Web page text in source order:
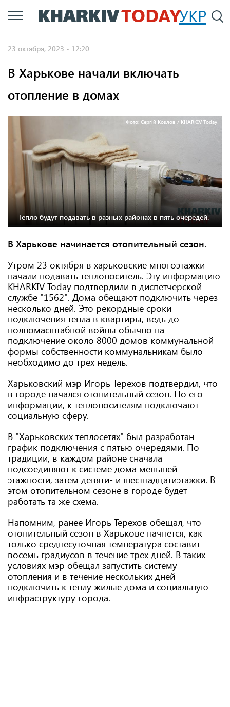
Перейти
к
УКР
23 октября, 2023 - 12:20
В Харькове начали включать
отопление в домах
Фото: Сергій Козлов / KHARKIV Today
Тепло будут подавать в разных районах в пять очередей.
В Харькове начинается отопительный сезон.
Утром 23 октября в харьковские многоэтажки
начали подавать теплоноситель. Эту информацию
KHARKIV Today подтвердили в диспетчерской
службе "1562". Дома обещают подключить через
несколько дней. Это рекордные сроки
подключения тепла в квартиры, ведь до
полномасштабной войны обычно на
подключение около 8000 домов коммунальной
формы собственности коммунальникам было
необходимо до трех недель.
Харьковский мэр Игорь Терехов подтвердил, что
в городе начался отопительный сезон. По его
информации, к теплоносителям подключают
социальную сферу.
В "Харьковских теплосетях" был разработан
график подключения с пятью очередями. По
традиции, в каждом районе сначала
подсоединяют к системе дома меньшей
этажности, затем девяти- и шестнадцатиэтажки. В
этом отопительном сезоне в городе будет
работать та же схема.
Напомним, ранее Игорь Терехов обещал, что
отопительный сезон в Харькове начнется, как
только среднесуточная температура составит
восемь градиусов в течение трех дней. В таких
условиях мэр обещал запустить систему
отопления и в течение нескольких дней
подключить к теплу жилые дома и социальную
инфраструктуру города.